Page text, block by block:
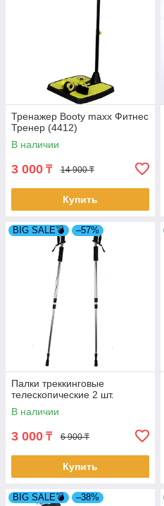
Тренажер Booty maxx Фитнес
Тренер (4412)
В наличии
3 000 ₸ 14 900 ₸
Купить
BIG SALE💣 –57%
Палки треккинговые
телескопические 2 шт.
В наличии
3 000 ₸ 6 900 ₸
Купить
BIG SALE💣 –38%